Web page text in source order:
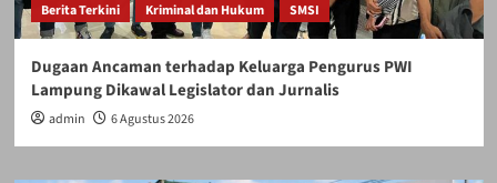
Berita Terkini Kriminal dan Hukum SMSI
Dugaan Ancaman terhadap Keluarga Pengurus PWI
Lampung Dikawal Legislator dan Jurnalis
admin 6 Agustus 2026